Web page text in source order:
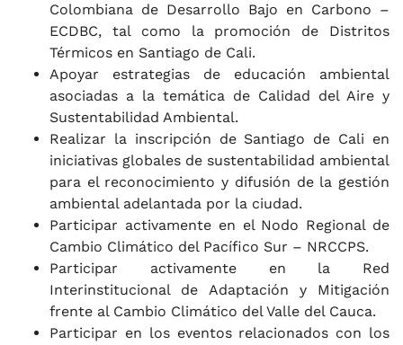
Colombiana de Desarrollo Bajo en Carbono –
ECDBC, tal como la promoción de Distritos
Térmicos en Santiago de Cali.
Apoyar estrategias de educación ambiental
asociadas a la temática de Calidad del Aire y
Sustentabilidad Ambiental.
Realizar la inscripción de Santiago de Cali en
iniciativas globales de sustentabilidad ambiental
para el reconocimiento y difusión de la gestión
ambiental adelantada por la ciudad.
Participar activamente en el Nodo Regional de
Cambio Climático del Pacífico Sur – NRCCPS.
Participar activamente en la Red
Interinstitucional de Adaptación y Mitigación
frente al Cambio Climático del Valle del Cauca.
Participar en los eventos relacionados con los